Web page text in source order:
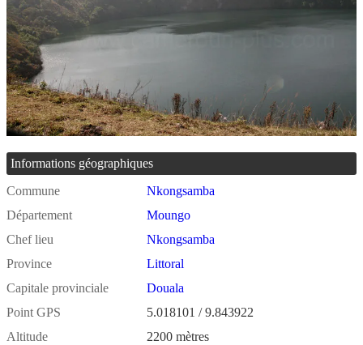
Informations géographiques
Commune
Nkongsamba
Département
Moungo
Chef lieu
Nkongsamba
Province
Littoral
Capitale provinciale
Douala
Point GPS
5.018101 / 9.843922
Altitude
2200 mètres